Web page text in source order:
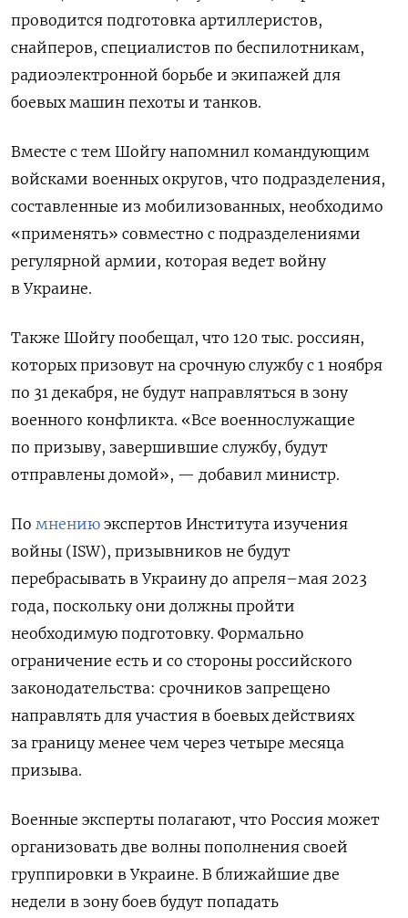
проводится подготовка артиллеристов,
снайперов, специалистов по беспилотникам,
радиоэлектронной борьбе и экипажей для
боевых машин пехоты и танков.
Вместе с тем Шойгу напомнил командующим
войсками военных округов, что подразделения,
составленные из мобилизованных, необходимо
«применять» совместно с подразделениями
регулярной армии, которая ведет войну
в Украине.
Также Шойгу пообещал, что 120 тыс. россиян,
которых призовут на срочную службу с 1 ноября
по 31 декабря, не будут направляться в зону
военного конфликта. «Все военнослужащие
по призыву, завершившие службу, будут
отправлены домой», — добавил министр.
По мнению экспертов Института изучения
войны (ISW), призывников не будут
перебрасывать в Украину до апреля–мая 2023
года, поскольку они должны пройти
необходимую подготовку. Формально
ограничение есть и со стороны российского
законодательства: срочников запрещено
направлять для участия в боевых действиях
за границу менее чем через четыре месяца
призыва.
Военные эксперты полагают, что Россия может
организовать две волны пополнения своей
группировки в Украине. В ближайшие две
недели в зону боев будут попадать